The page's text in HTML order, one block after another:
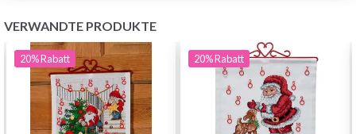
VERWANDTE PRODUKTE
20%Rabatt 20%Rabatt